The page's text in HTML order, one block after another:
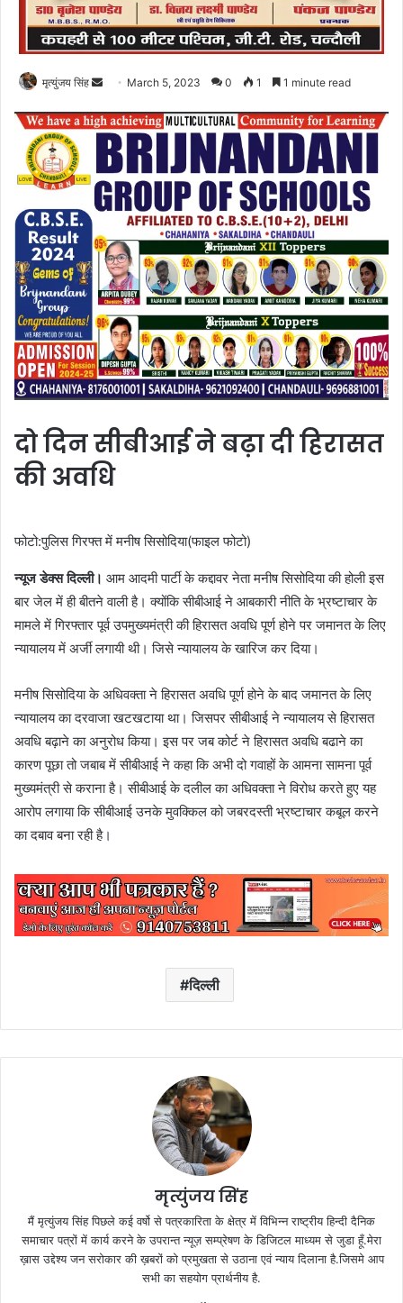
मृत्युंजय सिंह
Send
email
March 5, 2023 0 1 1 minute read
दो दिन सीबीआई ने बढ़ा दी हिरासत
की अवधि
फोटो:पुलिस गिरफ्त में मनीष सिसोदिया(फाइल फोटो)
न्यूज डेक्स दिल्ली। आम आदमी पार्टी के कद्दावर नेता मनीष सिसोदिया की होली इस
बार जेल में ही बीतने वाली है। क्योंकि सीबीआई ने आबकारी नीति के भ्रष्टाचार के
मामले में गिरफ्तार पूर्व उपमुख्यमंत्री की हिरासत अवधि पूर्ण होने पर जमानत के लिए
न्यायालय में अर्जी लगायी थी। जिसे न्यायालय के खारिज कर दिया।
मनीष सिसोदिया के अधिवक्ता ने हिरासत अवधि पूर्ण होने के बाद जमानत के लिए
न्यायालय का दरवाजा खटखटाया था। जिसपर सीबीआई ने न्यायालय से हिरासत
अवधि बढ़ाने का अनुरोध किया। इस पर जब कोर्ट ने हिरासत अवधि बढाने का
कारण पूछा तो जबाब में सीबीआई ने कहा कि अभी दो गवाहों के आमना सामना पूर्व
मुख्यमंत्री से कराना है। सीबीआई के दलील का अधिवक्ता ने विरोध करते हुए यह
आरोप लगाया कि सीबीआई उनके मुवक्किल को जबरदस्ती भ्रष्टाचार कबूल करने
का दबाव बना रही है।
दिल्ली
मृत्युंजय सिंह
मैं मृत्युंजय सिंह पिछले कई वर्षो से पत्रकारिता के क्षेत्र में विभिन्न राष्ट्रीय हिन्दी दैनिक
समाचार पत्रों में कार्य करने के उपरान्त न्यूज़ सम्प्रेषण के डिजिटल माध्यम से जुडा हूँ.मेरा
ख़ास उद्देश्य जन सरोकार की ख़बरों को प्रमुखता से उठाना एवं न्याय दिलाना है.जिसमे आप
सभी का सहयोग प्रार्थनीय है.